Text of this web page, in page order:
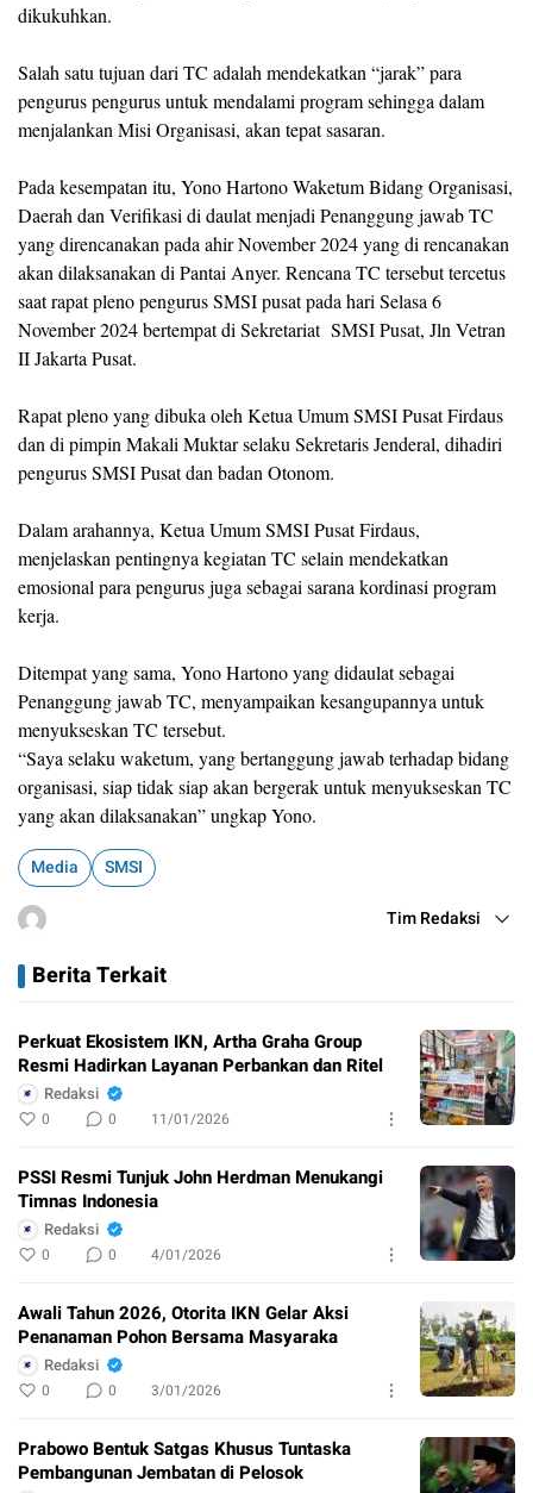
dikukuhkan.
Salah satu tujuan dari TC adalah mendekatkan “jarak” para
pengurus pengurus untuk mendalami program sehingga dalam
menjalankan Misi Organisasi, akan tepat sasaran.
Pada kesempatan itu, Yono Hartono Waketum Bidang Organisasi,
Daerah dan Verifikasi di daulat menjadi Penanggung jawab TC
yang direncanakan pada ahir November 2024 yang di rencanakan
akan dilaksanakan di Pantai Anyer. Rencana TC tersebut tercetus
saat rapat pleno pengurus SMSI pusat pada hari Selasa 6
November 2024 bertempat di Sekretariat SMSI Pusat, Jln Vetran
II Jakarta Pusat.
Rapat pleno yang dibuka oleh Ketua Umum SMSI Pusat Firdaus
dan di pimpin Makali Muktar selaku Sekretaris Jenderal, dihadiri
pengurus SMSI Pusat dan badan Otonom.
Dalam arahannya, Ketua Umum SMSI Pusat Firdaus,
menjelaskan pentingnya kegiatan TC selain mendekatkan
emosional para pengurus juga sebagai sarana kordinasi program
kerja.
Ditempat yang sama, Yono Hartono yang didaulat sebagai
Penanggung jawab TC, menyampaikan kesangupannya untuk
menyukseskan TC tersebut.
“Saya selaku waketum, yang bertanggung jawab terhadap bidang
organisasi, siap tidak siap akan bergerak untuk menyukseskan TC
yang akan dilaksanakan” ungkap Yono.
Media SMSI
Tim Redaksi
Berita Terkait
Perkuat Ekosistem IKN, Artha Graha Group
Resmi Hadirkan Layanan Perbankan dan Ritel
Redaksi
0 0 11/01/2026
PSSI Resmi Tunjuk John Herdman Menukangi
Timnas Indonesia
Redaksi
0 0 4/01/2026
Awali Tahun 2026, Otorita IKN Gelar Aksi
Penanaman Pohon Bersama Masyaraka
Redaksi
0 0 3/01/2026
Prabowo Bentuk Satgas Khusus Tuntaska
Pembangunan Jembatan di Pelosok